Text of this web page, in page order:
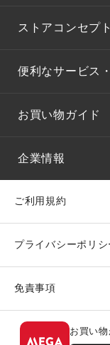
ストアコンセプト
便利なサービス
お買い物ガイド
企業情報
ご利用規約
プライバシーポリシ
免責事項
お買い